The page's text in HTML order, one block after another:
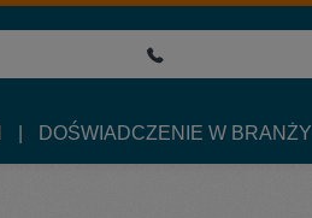
DOŚWIADCZENIE W BRANŻY